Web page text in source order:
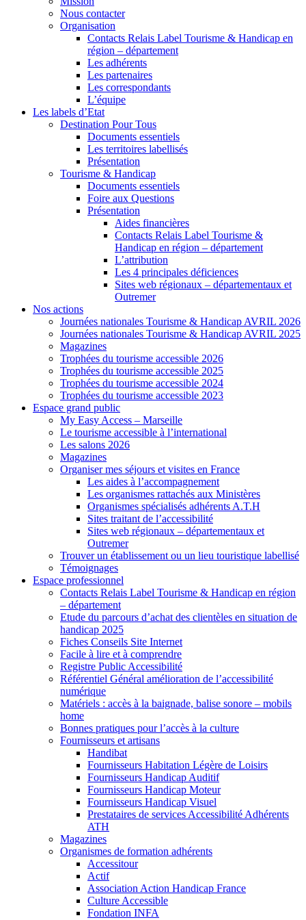
Nous contacter
Organisation
Contacts Relais Label Tourisme & Handicap en
région – département
Les adhérents
Les partenaires
Les correspondants
L’équipe
Les labels d’Etat
Destination Pour Tous
Documents essentiels
Les territoires labellisés
Présentation
Tourisme & Handicap
Documents essentiels
Foire aux Questions
Présentation
Aides financières
Contacts Relais Label Tourisme &
Handicap en région – département
L’attribution
Les 4 principales déficiences
Sites web régionaux – départementaux et
Outremer
Nos actions
Journées nationales Tourisme & Handicap AVRIL 2026
Journées nationales Tourisme & Handicap AVRIL 2025
Magazines
Trophées du tourisme accessible 2026
Trophées du tourisme accessible 2025
Trophées du tourisme accessible 2024
Trophées du tourisme accessible 2023
Espace grand public
My Easy Access – Marseille
Le tourisme accessible à l’international
Les salons 2026
Magazines
Organiser mes séjours et visites en France
Les aides à l’accompagnement
Les organismes rattachés aux Ministères
Organismes spécialisés adhérents A.T.H
Sites traitant de l’accessibilité
Sites web régionaux – départementaux et
Outremer
Trouver un établissement ou un lieu touristique labellisé
Témoignages
Espace professionnel
Contacts Relais Label Tourisme & Handicap en région
– département
Etude du parcours d’achat des clientèles en situation de
handicap 2025
Fiches Conseils Site Internet
Facile à lire et à comprendre
Registre Public Accessibilité
Référentiel Général amélioration de l’accessibilité
numérique
Matériels : accès à la baignade, balise sonore – mobils
home
Bonnes pratiques pour l’accès à la culture
Fournisseurs et artisans
Handibat
Fournisseurs Habitation Légère de Loisirs
Fournisseurs Handicap Auditif
Fournisseurs Handicap Moteur
Fournisseurs Handicap Visuel
Prestataires de services Accessibilité Adhérents
ATH
Magazines
Organismes de formation adhérents
Accessitour
Actif
Association Action Handicap France
Culture Accessible
Fondation INFA